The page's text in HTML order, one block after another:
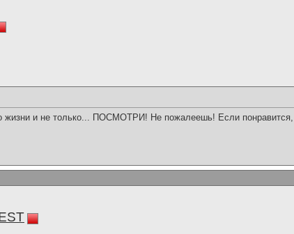
жизни и не только... ПОСМОТРИ! Не пожалеешь! Если понравится,